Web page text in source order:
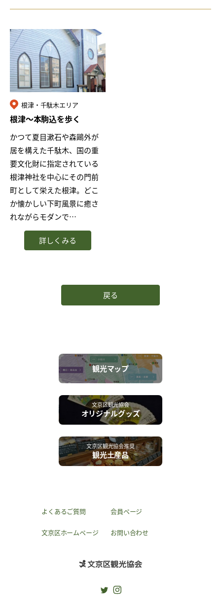
根津・千駄木エリア
根津〜本駒込を歩く
かつて夏目漱石や森鷗外が
居を構えた千駄木、国の重
要文化財に指定されている
根津神社を中心にその門前
町として栄えた根津。どこ
か懐かしい下町風景に癒さ
れながらモダンで…
詳しくみる
戻る
観光マップ
文京区観光協会
オリジナルグッズ
文京区観光協会推奨
観光土産品
よくあるご質問 会員ページ
文京区ホームページ お問い合わせ